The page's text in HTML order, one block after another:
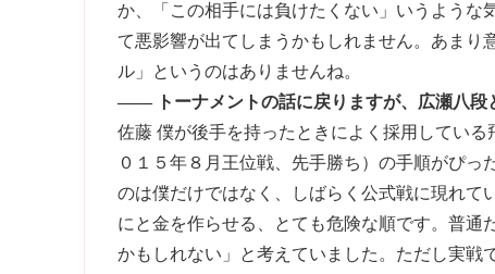
か、「この相手には負けたくない」いうような
て悪影響が出てしまうかもしれません。あま
ル」というのはありませんね。
―― トーナメントの話に戻りますが、広瀬八段
佐藤 僕が後手を持ったときによく採用してい
０１５年８月王位戦、先手勝ち）の手順がぴ
のは僕だけではなく、しばらく公式戦に現れて
にと金を作らせる、とても危険な順です。普通
かもしれない」と考えていました。ただし実戦